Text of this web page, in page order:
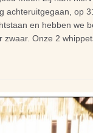
achteruitgegaan, op
en hebben we
zwaar. Onze 2